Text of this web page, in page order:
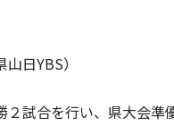
日YBS）
試合を行い、県大会準